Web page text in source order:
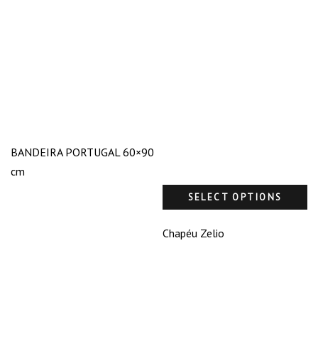
BANDEIRA PORTUGAL 60×90
cm
SELECT OPTIONS
Chapéu Zelio